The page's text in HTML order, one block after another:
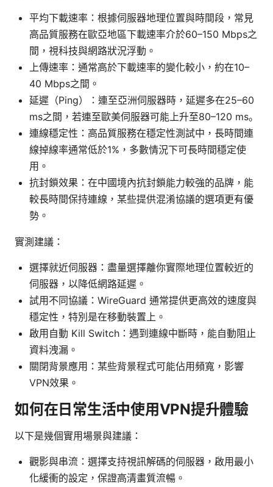
平均下載速率：根據伺服器地理位置與時間段，常見
高品質服務在歐亞地區下載速率介於60–150 Mbps之
間，視科技與網路狀況浮動。
上傳速率：通常高於下載速率的變化較小，約在10–
40 Mbps之間。
延遲（Ping）：連至亞洲伺服器時，延遲多在25–60
ms之間，若連至歐美伺服器可能上升至80–120 ms。
連線穩定性：高品質服務在穩定性測試中，長時間連
線掉線率通常低於1%，多數情況下可長時間穩定使
用。
抗封鎖效果：在中國境內抗封鎖能力較強的品牌，能
較長時間保持連線，某些提供混淆協議的選項更有優
勢。
實測建議：
選擇就近伺服器：盡量選擇離你實際地理位置較近的
伺服器，以降低網路延遲。
試用不同協議：WireGuard 通常提供更高效的速度與
穩定性，特別是在移動裝置上。
啟用自動 Kill Switch：遇到連線中斷時，能自動阻止
資料洩漏。
關閉背景應用：某些背景程式可能佔用頻寬，影響
VPN效果。
如何在日常生活中使用VPN提升體驗
以下是幾個實用場景與建議：
觀影與串流：選擇支持視訊解碼的伺服器，啟用最小
化緩衝的設定，保證高清畫質流暢。